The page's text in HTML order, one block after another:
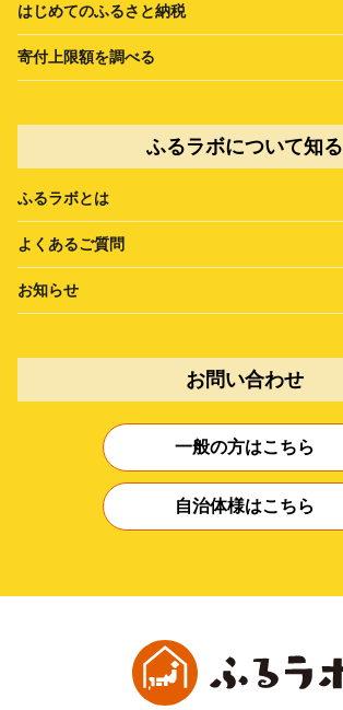
はじめてのふるさと納税
寄付上限額を調べる
ふるラボについて知る
ふるラボとは
よくあるご質問
お知らせ
お問い合わせ
一般の方はこちら
自治体様はこちら